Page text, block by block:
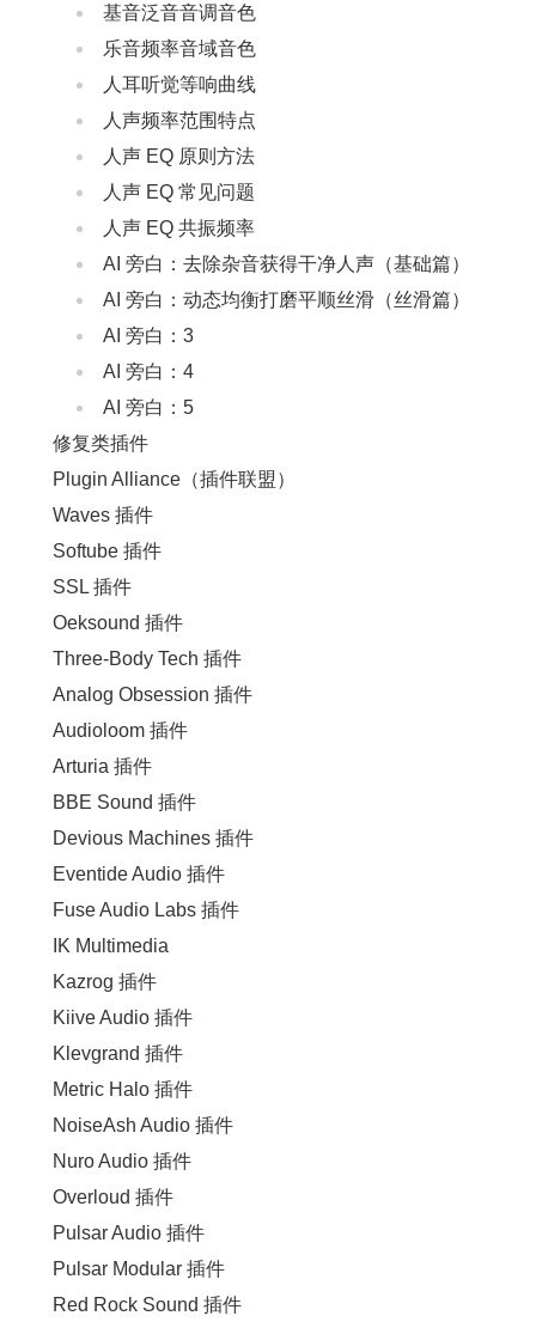
基音泛音音调音色
乐音频率音域音色
人耳听觉等响曲线
人声频率范围特点
人声 EQ 原则方法
人声 EQ 常见问题
人声 EQ 共振频率
AI 旁白：去除杂音获得干净人声（基础篇）
AI 旁白：动态均衡打磨平顺丝滑（丝滑篇）
AI 旁白：3
AI 旁白：4
AI 旁白：5
修复类插件
Plugin Alliance（插件联盟）
Waves 插件
Softube 插件
SSL 插件
Oeksound 插件
Three-Body Tech 插件
Analog Obsession 插件
Audioloom 插件
Arturia 插件
BBE Sound 插件
Devious Machines 插件
Eventide Audio 插件
Fuse Audio Labs 插件
IK Multimedia
Kazrog 插件
Kiive Audio 插件
Klevgrand 插件
Metric Halo 插件
NoiseAsh Audio 插件
Nuro Audio 插件
Overloud 插件
Pulsar Audio 插件
Pulsar Modular 插件
Red Rock Sound 插件